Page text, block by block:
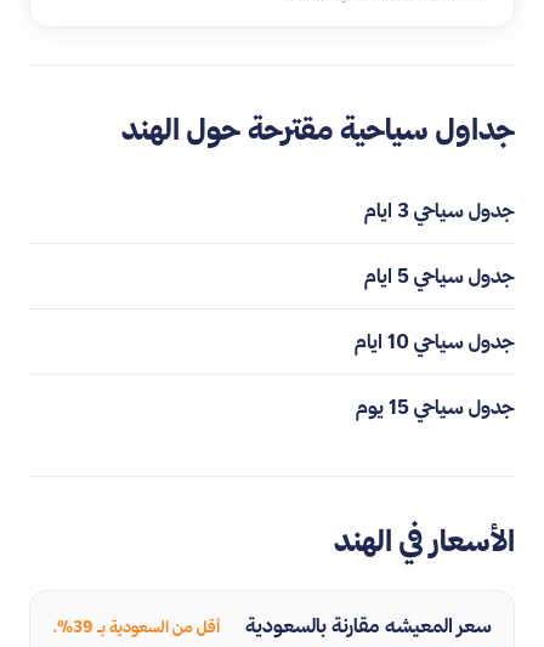
جداول سياحية مقترحة حول الهند
جدول سياحي 3 ايام
جدول سياحي 5 ايام
جدول سياحي 10 ايام
جدول سياحي 15 يوم
الأسعار في الهند
سعر المعيشه مقارنة بالسعودية أقل من السعودية بـ 39%.